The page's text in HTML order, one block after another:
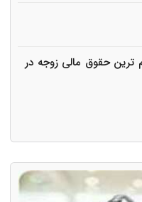
ترین حقوق مالی زوجه در